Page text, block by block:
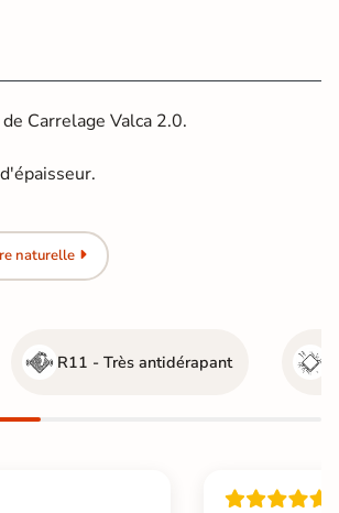
Carrelage Valca 2.0.
naturelle
R11 - Très antidérapant